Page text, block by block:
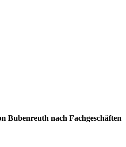
Bubenreuth nach Fachgeschäften